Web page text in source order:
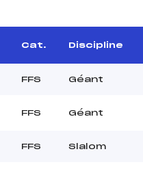
Cat. Discipline
FFS Géant
FFS Géant
FFS Slalom